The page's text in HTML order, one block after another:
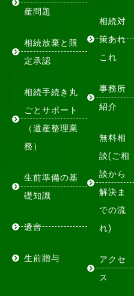
産問題
相続放棄と限
定承認
相続手続き丸
ごとサポート
（遺産整理業
務）
生前準備の基
礎知識
遺言
生前贈与
相続対
策あれ
これ
事務所
紹介
無料相
談(ご相
談から
解決ま
での流
れ)
アクセ
ス